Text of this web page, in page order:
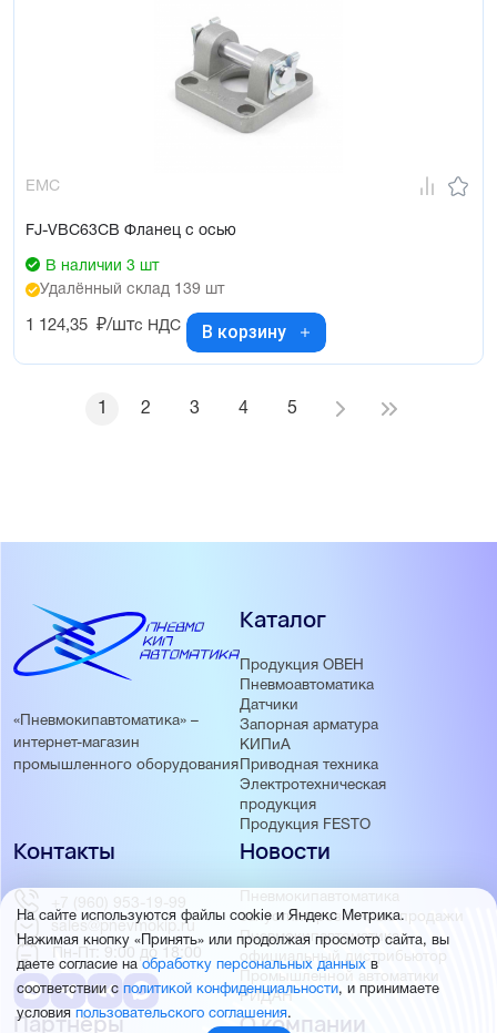
EMC
FJ-VBC63CB Фланец с осью
В наличии 3 шт
Удалённый склад 139 шт
1 124,35 ₽/штс НДС В корзину
1 2 3 4 5
«Пневмокипавтоматика» –
интернет-магазин
промышленного оборудования
Каталог
Продукция ОВЕН
Пневмоавтоматика
Датчики
Запорная арматура
КИПиА
Приводная техника
Электротехническая
продукция
Продукция FESTO
Новости
Пневмокипавтоматика
запустила розничные продажи
Пневмокипавтоматика –
официальный дистрибьютор
Промышленной автоматики
РИДАН
Партнёры О компании
Контакты
+7 (960) 953-19-99
sales@pnevmokip.ru
Пн-Пт: 9:00 до 18:00
На сайте используются файлы cookie и Яндекс Метрика.
Нажимая кнопку «Принять» или продолжая просмотр сайта, вы
даете согласие наобработку персональных данных в
соответствии с политикой конфиденциальности, и принимаете
условия пользовательского соглашения.